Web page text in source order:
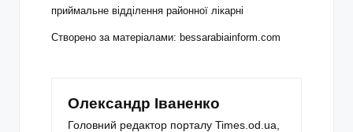
приймальне відділення районної лікарні
Створено за матеріалами: bessarabiainform.com
Олександр Іваненко
Головний редактор порталу Times.od.ua,